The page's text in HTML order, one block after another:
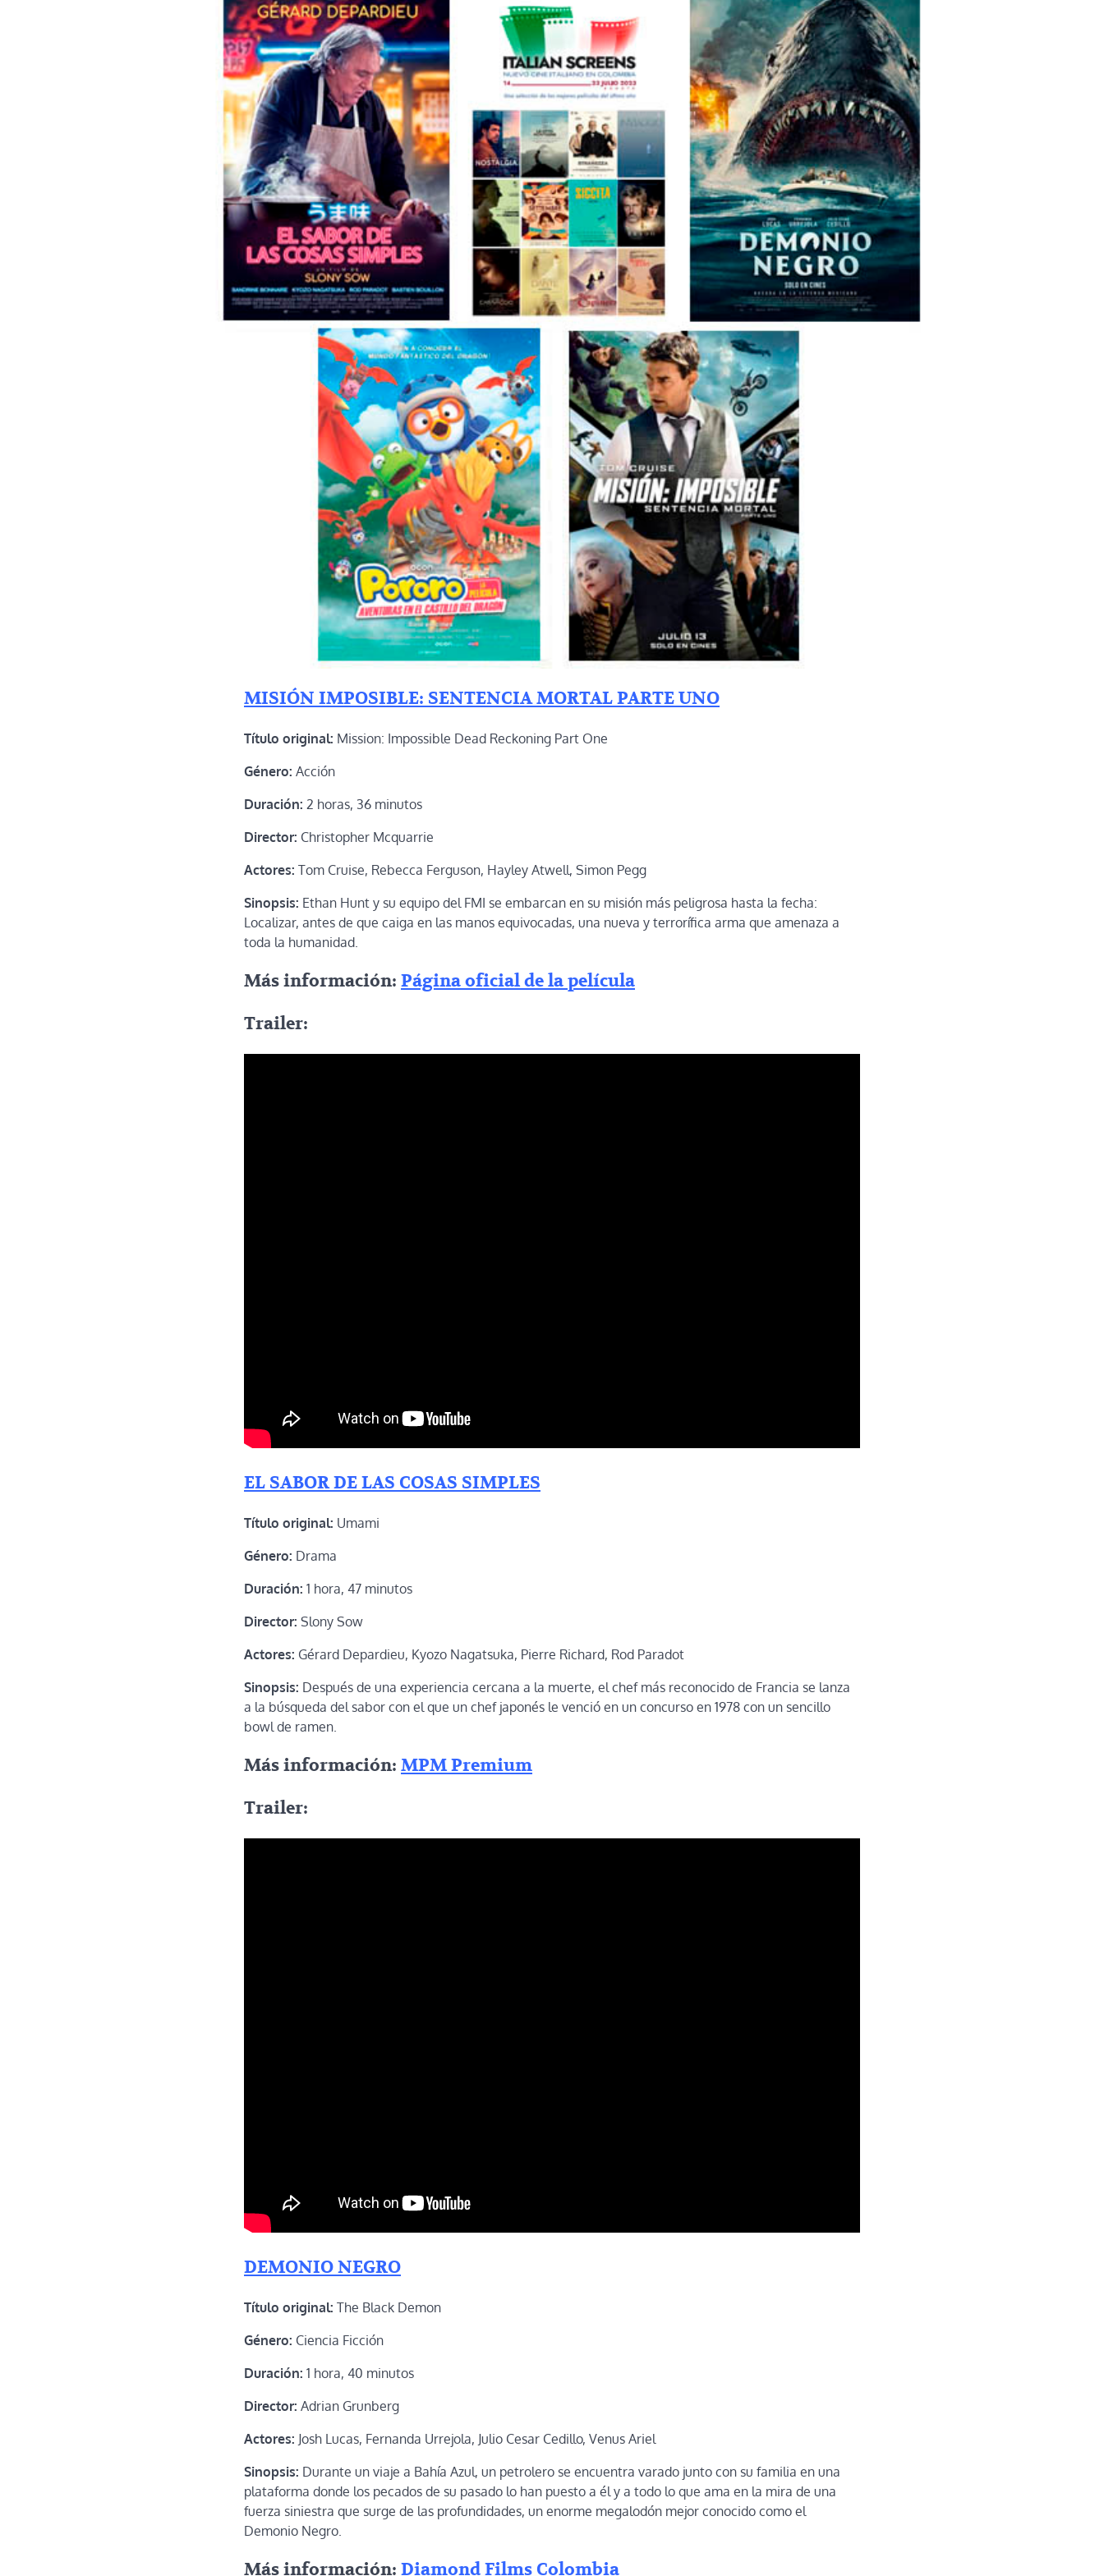
MISIÓN IMPOSIBLE: SENTENCIA MORTAL PARTE UNO
Título original: Mission: Impossible Dead Reckoning Part One
Género: Acción
Duración: 2 horas, 36 minutos
Director: Christopher Mcquarrie
Actores: Tom Cruise, Rebecca Ferguson, Hayley Atwell, Simon Pegg
Sinopsis: Ethan Hunt y su equipo del FMI se embarcan en su misión más peligrosa hasta la fecha:
Localizar, antes de que caiga en las manos equivocadas, una nueva y terrorífica arma que amenaza a
toda la humanidad.
Más información: Página oficial de la película
Trailer:
EL SABOR DE LAS COSAS SIMPLES
Título original: Umami
Género: Drama
Duración: 1 hora, 47 minutos
Director: Slony Sow
Actores: Gérard Depardieu, Kyozo Nagatsuka, Pierre Richard, Rod Paradot
Sinopsis: Después de una experiencia cercana a la muerte, el chef más reconocido de Francia se lanza
a la búsqueda del sabor con el que un chef japonés le venció en un concurso en 1978 con un sencillo
bowl de ramen.
Más información: MPM Premium
Trailer:
DEMONIO NEGRO
Título original: The Black Demon
Género: Ciencia Ficción
Duración: 1 hora, 40 minutos
Director: Adrian Grunberg
Actores: Josh Lucas, Fernanda Urrejola, Julio Cesar Cedillo, Venus Ariel
Sinopsis: Durante un viaje a Bahía Azul, un petrolero se encuentra varado junto con su familia en una
plataforma donde los pecados de su pasado lo han puesto a él y a todo lo que ama en la mira de una
fuerza siniestra que surge de las profundidades, un enorme megalodón mejor conocido como el
Demonio Negro.
Más información: Diamond Films Colombia